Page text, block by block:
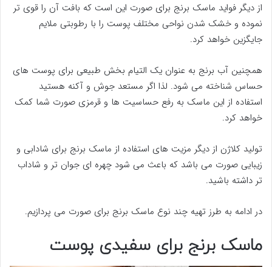
از دیگر فواید ماسک برنج برای صورت این است که بافت آن را قوی تر
نموده و خشک شدن نواحی مختلف پوست را با رطوبتی ملایم
جایگزین خواهد کرد.
همچنین آب برنج به عنوان یک التیام بخش طبیعی برای پوست های
حساس شناخته می شود. لذا اگر مستعد جوش و آکنه هستید
استفاده از این ماسک به رفع حساسیت ها و قرمزی صورت شما کمک
خواهد کرد.
تولید کلاژن از دیگر مزیت های استفاده از ماسک برنج برای شادابی و
زیبایی صورت می باشد که باعث می شود چهره ای جوان تر و شاداب
تر داشته باشید.
در ادامه به طرز تهیه چند نوع ماسک برنج برای صورت می پردازیم.
ماسک برنج برای سفیدی پوست